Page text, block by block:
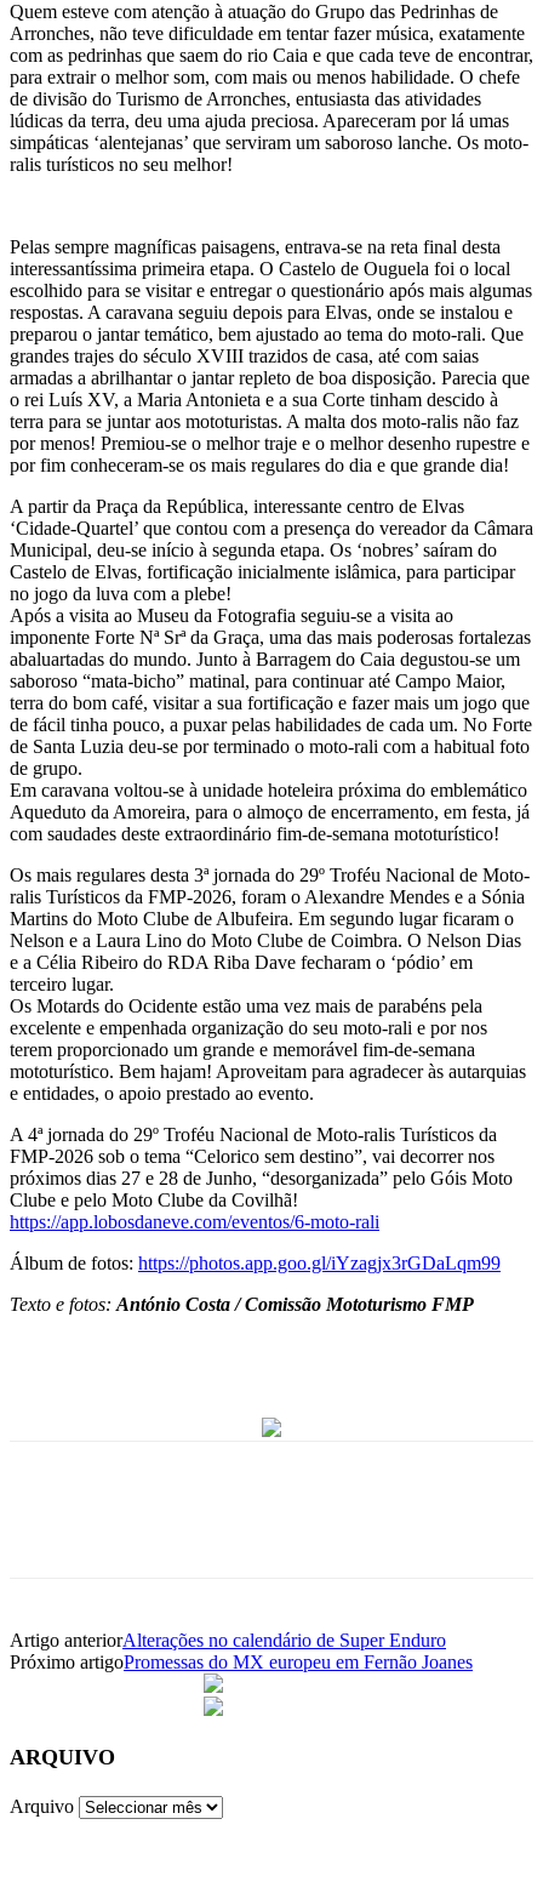
Quem esteve com atenção à atuação do Grupo das Pedrinhas de
Arronches, não teve dificuldade em tentar fazer música, exatamente
com as pedrinhas que saem do rio Caia e que cada teve de encontrar,
para extrair o melhor som, com mais ou menos habilidade. O chefe
de divisão do Turismo de Arronches, entusiasta das atividades
lúdicas da terra, deu uma ajuda preciosa. Apareceram por lá umas
simpáticas ‘alentejanas’ que serviram um saboroso lanche. Os moto-
ralis turísticos no seu melhor!
Pelas sempre magníficas paisagens, entrava-se na reta final desta
interessantíssima primeira etapa. O Castelo de Ouguela foi o local
escolhido para se visitar e entregar o questionário após mais algumas
respostas. A caravana seguiu depois para Elvas, onde se instalou e
preparou o jantar temático, bem ajustado ao tema do moto-rali. Que
grandes trajes do século XVIII trazidos de casa, até com saias
armadas a abrilhantar o jantar repleto de boa disposição. Parecia que
o rei Luís XV, a Maria Antonieta e a sua Corte tinham descido à
terra para se juntar aos mototuristas. A malta dos moto-ralis não faz
por menos! Premiou-se o melhor traje e o melhor desenho rupestre e
por fim conheceram-se os mais regulares do dia e que grande dia!
A partir da Praça da República, interessante centro de Elvas
‘Cidade-Quartel’ que contou com a presença do vereador da Câmara
Municipal, deu-se início à segunda etapa. Os ‘nobres’ saíram do
Castelo de Elvas, fortificação inicialmente islâmica, para participar
no jogo da luva com a plebe!
Após a visita ao Museu da Fotografia seguiu-se a visita ao
imponente Forte Nª Srª da Graça, uma das mais poderosas fortalezas
abaluartadas do mundo. Junto à Barragem do Caia degustou-se um
saboroso “mata-bicho” matinal, para continuar até Campo Maior,
terra do bom café, visitar a sua fortificação e fazer mais um jogo que
de fácil tinha pouco, a puxar pelas habilidades de cada um. No Forte
de Santa Luzia deu-se por terminado o moto-rali com a habitual foto
de grupo.
Em caravana voltou-se à unidade hoteleira próxima do emblemático
Aqueduto da Amoreira, para o almoço de encerramento, em festa, já
com saudades deste extraordinário fim-de-semana mototurístico!
Os mais regulares desta 3ª jornada do 29º Troféu Nacional de Moto-
ralis Turísticos da FMP-2026, foram o Alexandre Mendes e a Sónia
Martins do Moto Clube de Albufeira. Em segundo lugar ficaram o
Nelson e a Laura Lino do Moto Clube de Coimbra. O Nelson Dias
e a Célia Ribeiro do RDA Riba Dave fecharam o ‘pódio’ em
terceiro lugar.
Os Motards do Ocidente estão uma vez mais de parabéns pela
excelente e empenhada organização do seu moto-rali e por nos
terem proporcionado um grande e memorável fim-de-semana
mototurístico. Bem hajam! Aproveitam para agradecer às autarquias
e entidades, o apoio prestado ao evento.
A 4ª jornada do 29º Troféu Nacional de Moto-ralis Turísticos da
FMP-2026 sob o tema “Celorico sem destino”, vai decorrer nos
próximos dias 27 e 28 de Junho, “desorganizada” pelo Góis Moto
Clube e pelo Moto Clube da Covilhã!
https://app.lobosdaneve.com/eventos/6-moto-rali
Álbum de fotos: https://photos.app.goo.gl/iYzagjx3rGDaLqm99
Texto e fotos: António Costa / Comissão Mototurismo FMP
Artigo anteriorAlterações no calendário de Super Enduro
Próximo artigoPromessas do MX europeu em Fernão Joanes
ARQUIVO
Arquivo